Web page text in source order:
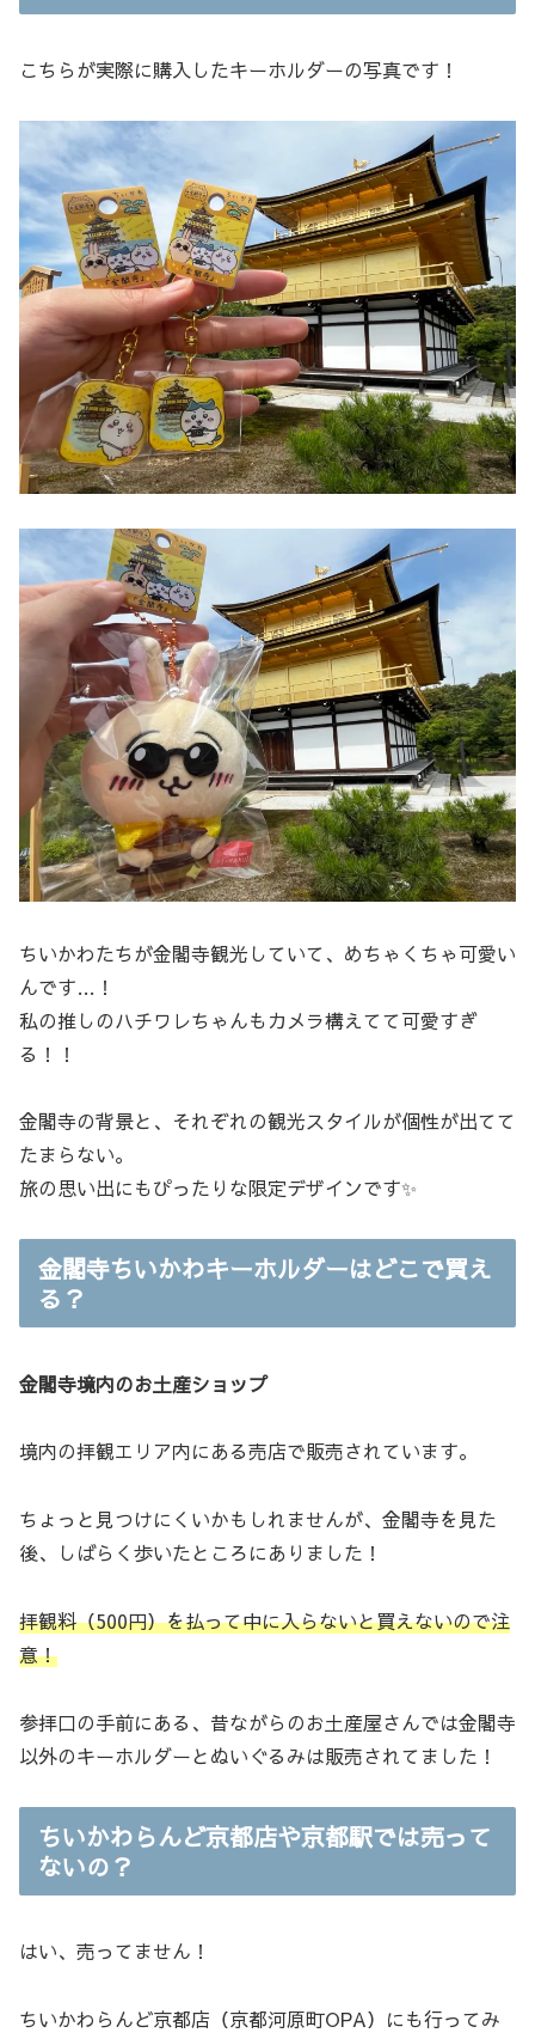
こちらが実際に購入したキーホルダーの写真です！
ちいかわたちが金閣寺観光していて、めちゃくちゃ可愛い
んです…！
私の推しのハチワレちゃんもカメラ構えてて可愛すぎ
る！！
金閣寺の背景と、それぞれの観光スタイルが個性が出てて
たまらない。
旅の思い出にもぴったりな限定デザインです✨
金閣寺ちいかわキーホルダーはどこで買え
る？
金閣寺境内のお土産ショップ
境内の拝観エリア内にある売店で販売されています。
ちょっと見つけにくいかもしれませんが、金閣寺を見た
後、しばらく歩いたところにありました！
拝観料（500円）を払って中に入らないと買えないので注
意！
参拝口の手前にある、昔ながらのお土産屋さんでは金閣寺
以外のキーホルダーとぬいぐるみは販売されてました！
ちいかわらんど京都店や京都駅では売って
ないの？
はい、売ってません！
ちいかわらんど京都店（京都河原町OPA）にも行ってみ